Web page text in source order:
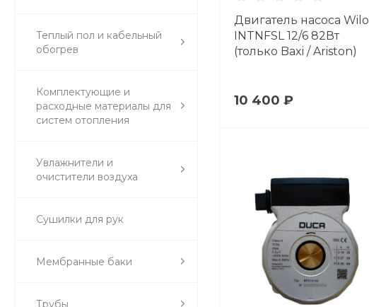
Теплый пол и кабельный
обогрев
Комплектующие и
расходные материалы для
систем отопления
Увлажнители и
очистители воздуха
Сушилки для рук
Мембранные баки
Трубы
Двигатель насоса Wilo
INTNFSL 12/6 82Вт
(только Baxi / Ariston)
10 400 ₽